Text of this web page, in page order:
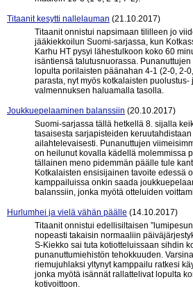
Titaanit kesytti nallelauman (21.10.2017)
Titaanit onnistui napsimaan tililleen jo
jääkiekkoilun Suomi-sarjassa, kun
Karhu HT pysyi lähestulkoon koko 60
isäntiensä talutusnuorassa.
lopulta porilaisten päänahan 4-1 (2-0, 2-
parasta, nyt myös kotkalaisten
valmennuksen haluamalla tasolla.
Joukkuepelaaminen balanssiin (20.10.2017)
Suomi-sarjassa tällä hetkellä 8. sijalla
tasaisesta sarjapisteiden
ailahtelevaisesti. Punanuttujen
on heilunut kovalla kädellä molemmissa
tällainen meno pidemmän päälle tule
Kotkalaisten ensisijainen tavoite edessä
kamppailuissa onkin saada
balanssiin, jonka myötä otteluiden
Hurlumhei ja vielä vähän päälle (14.10.2017)
Titaanit onnistui edellisiltaisen
nopeasti takaisin normaaliin
S-Kiekko sai tuta kotiotteluissaan sihdin
punanuttumiehistön tehokkuuden.
riemujuhlaksi yltynyt kamppailu ratkesi
jonka myötä isännät rallattelivat lopulta
kotivoittoon.